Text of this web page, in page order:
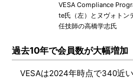
VESA Compliance
te氏（左）とヌヴォトン
任技師の高橋学志氏
過去10年で会員数が大幅増加
VESAは2024年時点で340近